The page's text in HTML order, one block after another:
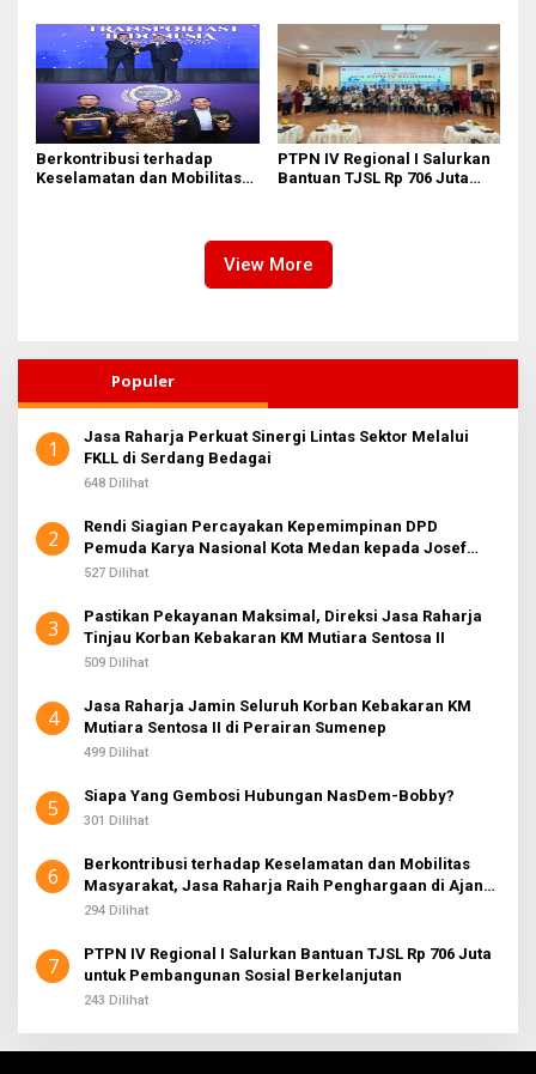
Berkontribusi terhadap
Keselamatan dan Mobilitas
PTPN IV Regional I Salurkan
Bantuan TJSL Rp 706 Juta
View More
Populer
1
Jasa Raharja Perkuat Sinergi Lintas Sektor Melalui
FKLL di Serdang Bedagai
648 Dilihat
2
Rendi Siagian Percayakan Kepemimpinan DPD
Pemuda Karya Nasional Kota Medan kepada Josef
Sembiring
527 Dilihat
3
Pastikan Pekayanan Maksimal, Direksi Jasa Raharja
Tinjau Korban Kebakaran KM Mutiara Sentosa II
509 Dilihat
4
Jasa Raharja Jamin Seluruh Korban Kebakaran KM
Mutiara Sentosa II di Perairan Sumenep
499 Dilihat
5 Siapa Yang Gembosi Hubungan NasDem-Bobby?
301 Dilihat
6
Berkontribusi terhadap Keselamatan dan Mobilitas
Masyarakat, Jasa Raharja Raih Penghargaan di Ajang
Transportasi Indonesia Awards 2026
294 Dilihat
7
PTPN IV Regional I Salurkan Bantuan TJSL Rp 706 Juta
untuk Pembangunan Sosial Berkelanjutan
243 Dilihat